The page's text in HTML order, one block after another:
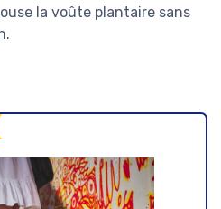
la voûte plantaire sans